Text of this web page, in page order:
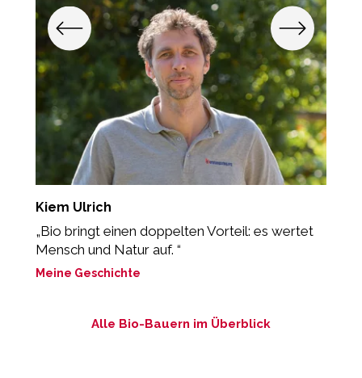
Kiem Ulrich
„Bio bringt einen doppelten Vorteil: es wertet
Mensch und Natur auf. “
Meine Geschichte
Alle Bio-Bauern im Überblick